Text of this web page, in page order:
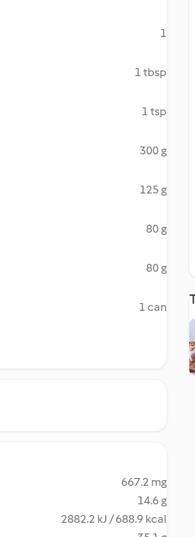
1
1 tbsp
1 tsp
300 g
125 g
80 g
80 g
1 can
667.2 mg
14.6 g
2882.2 kJ / 688.9 kcal